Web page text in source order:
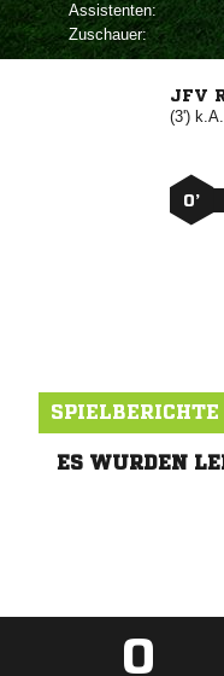
Assistenten:
Zuschauer:
JFV
(3')
0’
ES WURDEN
0